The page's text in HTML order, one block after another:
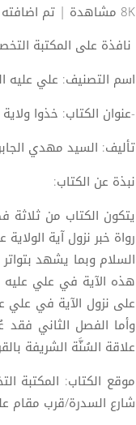
8K مشاهدة
| تم اضافته
نافذة على المكتبة
اسم التصنيف: علي عليه
-عنوان الكتاب: خذوا
تأليف: السيد مهدي
نبذة عن الكتاب:
يتكون الكتاب من ثلاثة
رواة خبر نزول آية
السلام وبما يشهد
هذه الآية في علي عليه
على نزول الآية في علي
وأما الفصل الثاني فقد
علاقة السُنَّة الشريفة
موقع الكتاب: المكتبة
شارع السدرة/قرب مقام